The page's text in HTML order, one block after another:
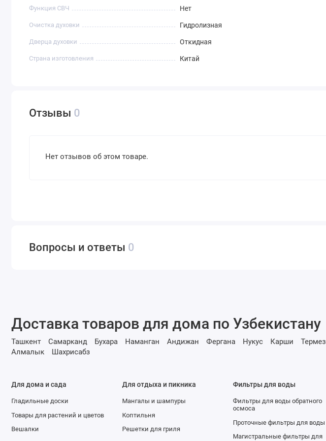
Функция СВЧ Нет
Очистка духовки Гидролизная
Дверца духовки Откидная
Страна изготовления Китай
Отзывы 0
Нет отзывов об этом товаре.
Вопросы и ответы 0
Доставка товаров для дома по Узбекистану
Ташкент Самарканд Бухара Наманган Андижан Фергана Нукус Карши Термез
Алмалык
Шахрисабз
Для дома и сада
Гладильные доски
Товары для растений и цветов
Вешалки
Для отдыха и пикника
Мангалы и шампуры
Коптильня
Решетки для гриля
Фильтры для воды
Фильтры для воды обратного
осмоса
Проточные фильтры для воды
Магистральные фильтры для